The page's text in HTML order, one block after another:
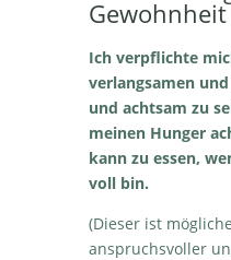
Ich verpflichte
verlangsamen
und achtsam zu
meinen Hunger
kann zu essen,
voll bin.
(Dieser ist
anspruchsvoller